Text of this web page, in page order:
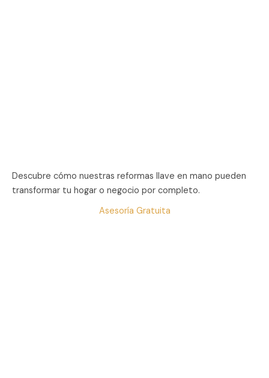
Descubre cómo nuestras reformas llave en mano pueden
transformar tu hogar o negocio por completo.
Asesoría Gratuita